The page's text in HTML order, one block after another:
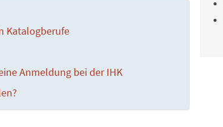
Katalogberufe
Anmeldung bei der IHK